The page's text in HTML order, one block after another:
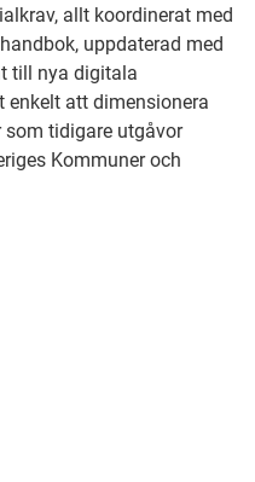
allt koordinerat med
uppdaterad med
till nya digitala
enkelt att dimensionera
tidigare utgåvor
Kommuner och